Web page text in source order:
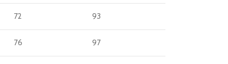
72 93
76 97